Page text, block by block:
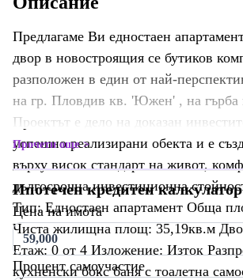
Предлагаме Ви едностаен
двор в новостроящия се бутиков
разположен в един от най-
на гр. Пловдив кв. 'Южен' , на
Проектът е дело на доказан
успешно реализирани обекта и е
върху висок стандарт на живот,
дългосрочна инвестиционна
Тип: Едностаен апартамент Обща
Чиста жилищна площ: 35,19кв.м
Етаж: 0 от 4 Изложение: Изток
кухненски бокс баня с тоалетна
Прочети още
Ипотечен кредитен калкулатор
Цена на имота
Процент самоучастие